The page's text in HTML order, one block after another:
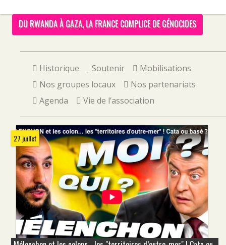
DU RWANDA À GAZA, LA FRANCE COMPLICE DE GÉNOCIDES
Historique Soutenir
Mobilisations
Nos groupes locaux
Nos partenariats
Agenda
Vie de l’association
27 juillet